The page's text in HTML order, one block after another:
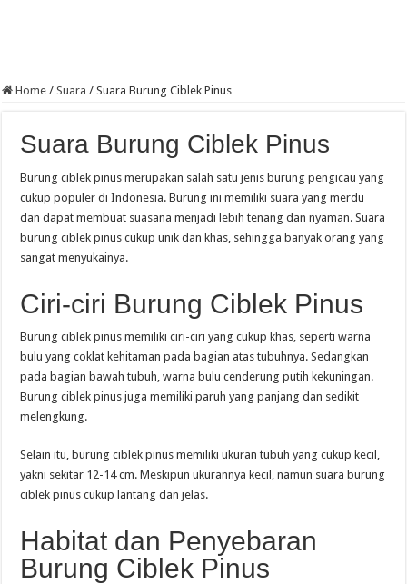
Home / Suara / Suara Burung Ciblek Pinus
Suara Burung Ciblek Pinus
Burung ciblek pinus merupakan salah satu jenis burung pengicau yang
cukup populer di Indonesia. Burung ini memiliki suara yang merdu
dan dapat membuat suasana menjadi lebih tenang dan nyaman. Suara
burung ciblek pinus cukup unik dan khas, sehingga banyak orang yang
sangat menyukainya.
Ciri-ciri Burung Ciblek Pinus
Burung ciblek pinus memiliki ciri-ciri yang cukup khas, seperti warna
bulu yang coklat kehitaman pada bagian atas tubuhnya. Sedangkan
pada bagian bawah tubuh, warna bulu cenderung putih kekuningan.
Burung ciblek pinus juga memiliki paruh yang panjang dan sedikit
melengkung.
Selain itu, burung ciblek pinus memiliki ukuran tubuh yang cukup kecil,
yakni sekitar 12-14 cm. Meskipun ukurannya kecil, namun suara burung
ciblek pinus cukup lantang dan jelas.
Habitat dan Penyebaran
Burung Ciblek Pinus